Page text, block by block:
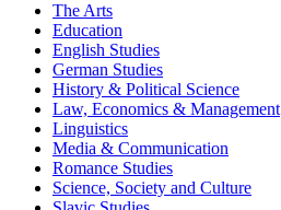
The Arts
Education
English Studies
German Studies
History & Political Science
Law, Economics & Management
Linguistics
Media & Communication
Romance Studies
Science, Society and Culture